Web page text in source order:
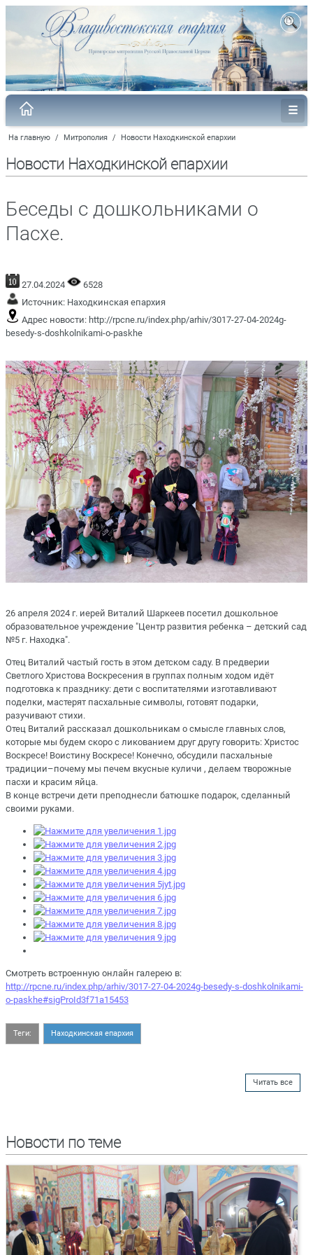
На главную / Митрополия / Новости Находкинской епархии
Новости Находкинской епархии
Беседы с дошкольниками о
Пасхе.
27.04.2024
6528
Источник: Находкинская епархия
Адрес новости: http://rpcne.ru/index.php/arhiv/3017-27-04-2024g-
besedy-s-doshkolnikami-o-paskhe
26 апреля 2024 г. иерей Виталий Шаркеев посетил дошкольное
образовательное учреждение "Центр развития ребенка – детский сад
№5 г. Находка".
Отец Виталий частый гость в этом детском саду. В предверии
Светлого Христова Воскресения в группах полным ходом идёт
подготовка к празднику: дети с воспитателями изготавливают
поделки, мастерят пасхальные символы, готовят подарки,
разучивают стихи.
Отец Виталий рассказал дошкольникам о смысле главных слов,
которые мы будем скоро с ликованием друг другу говорить: Христос
Воскресе! Воистину Воскресе! Конечно, обсудили пасхальные
традиции–почему мы печем вкусные куличи , делаем творожные
пасхи и красим яйца.
В конце встречи дети преподнесли батюшке подарок, сделанный
своими руками.
Смотреть встроенную онлайн галерею в:
http://rpcne.ru/index.php/arhiv/3017-27-04-2024g-besedy-s-doshkolnikami-
o-paskhe#sigProId3f71a15453
Теги: Находкинская епархия
Читать все
Новости по теме